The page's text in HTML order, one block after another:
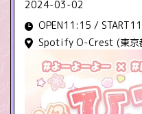
2024-03-02
OPEN11:15 /
Spotify O-Crest (東京